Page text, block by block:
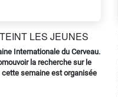
LES JEUNES
Internationale du Cerveau.
la recherche sur le
semaine est organisée